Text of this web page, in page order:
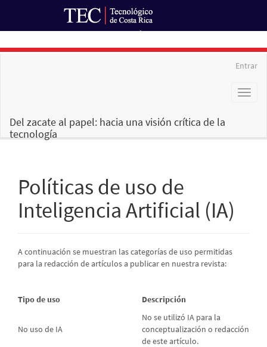
lateral
Entrar
Toggle
Del zacate al papel: hacia una visión crítica de la
tecnología
Políticas de uso de
Inteligencia Artificial (IA)
A continuación se muestran las categorías de uso permitidas
para la redacción de artículos a publicar en nuestra revista:
Tipo de uso Descripción
No uso de IA
No se utilizó IA para la
conceptualización o redacción
de este artículo.